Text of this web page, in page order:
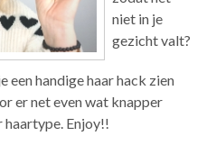
niet in je
gezicht valt?
een handige haar hack zien
er net even wat knapper
Enjoy!!